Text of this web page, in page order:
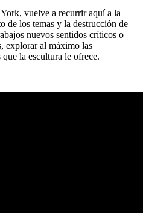
vuelve a recurrir aquí a la
de los temas y la destrucción de
nuevos sentidos críticos o
explorar al máximo las
la escultura le ofrece.